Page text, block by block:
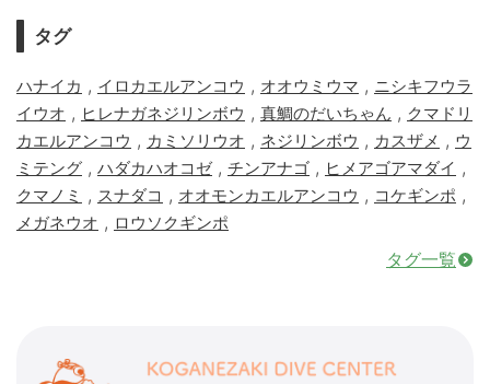
タグ
ハナイカ , イロカエルアンコウ , オオウミウマ , ニシキフウラ
イウオ , ヒレナガネジリンボウ , 真鯛のだいちゃん , クマドリ
カエルアンコウ , カミソリウオ , ネジリンボウ , カスザメ , ウ
ミテング , ハダカハオコゼ, チンアナゴ , ヒメアゴアマダイ ,
クマノミ , スナダコ , オオモンカエルアンコウ , コケギンポ ,
メガネウオ , ロウソクギンポ
タグ一覧